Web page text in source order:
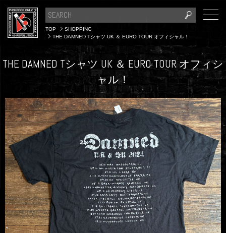
TOP
SHOPPING
THE DAMNED Tシャツ UK ＆ EURO TOUR オフィシャル！
THE DAMNED Tシャツ UK ＆ EURO TOUR オフィシ
ャル！